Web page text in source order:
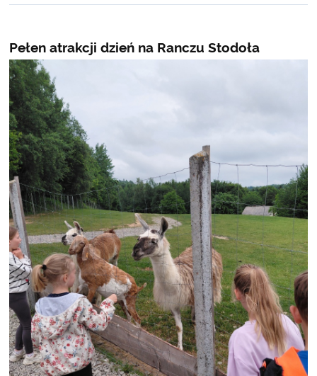
Pełen atrakcji dzień na Ranczu Stodoła